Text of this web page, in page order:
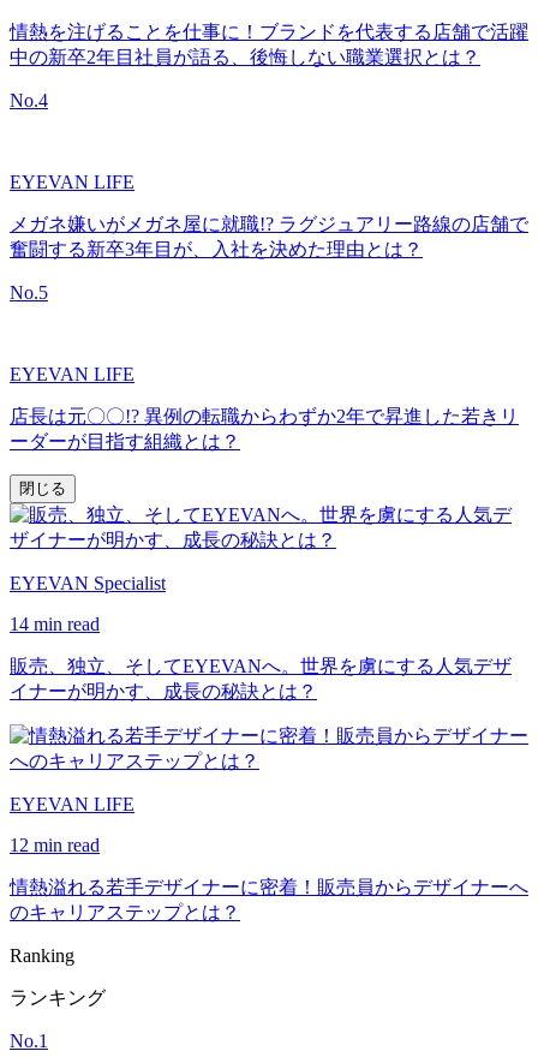
情熱を注げることを仕事に！ブランドを代表する店舗で活躍
中の新卒2年目社員が語る、後悔しない職業選択とは？
No.4
EYEVAN LIFE
メガネ嫌いがメガネ屋に就職!? ラグジュアリー路線の店舗で
奮闘する新卒3年目が、入社を決めた理由とは？
No.5
EYEVAN LIFE
店長は元〇〇!? 異例の転職からわずか2年で昇進した若きリ
ーダーが目指す組織とは？
閉じる
EYEVAN Specialist
14 min read
販売、独立、そしてEYEVANへ。世界を虜にする人気デザ
イナーが明かす、成長の秘訣とは？
EYEVAN LIFE
12 min read
情熱溢れる若手デザイナーに密着！販売員からデザイナーへ
のキャリアステップとは？
Ranking
ランキング
No.1